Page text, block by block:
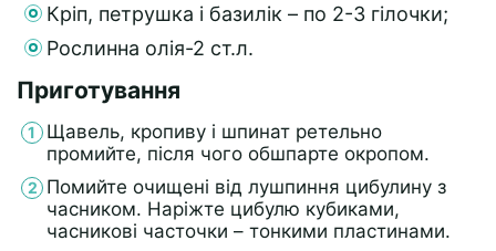
Кріп, петрушка і базилік – по 2-3 гілочки;
Рослинна олія-2 ст.л.
Приготування
Щавель, кропиву і шпинат ретельно
промийте, після чого обшпарте окропом.
Помийте очищені від лушпиння цибулину з
часником. Наріжте цибулю кубиками,
часникові часточки – тонкими пластинами.